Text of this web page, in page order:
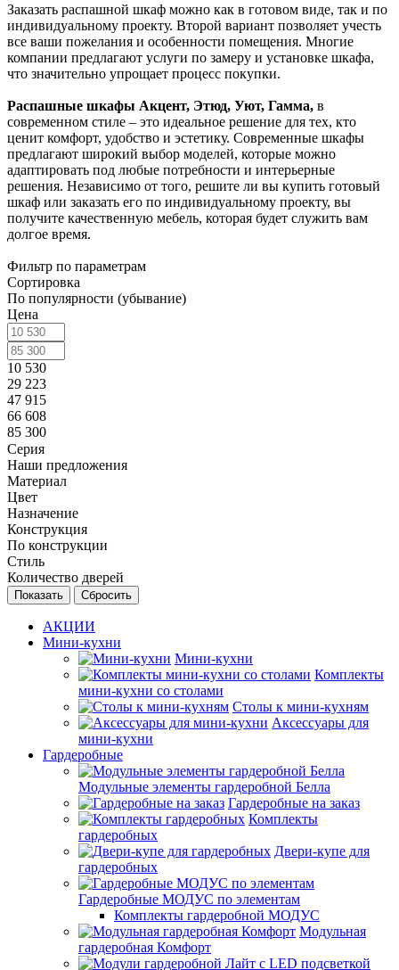
Заказать распашной шкаф можно как в готовом виде, так и по
индивидуальному проекту. Второй вариант позволяет учесть
все ваши пожелания и особенности помещения. Многие
компании предлагают услуги по замеру и установке шкафа,
что значительно упрощает процесс покупки.
Распашные шкафы Акцент, Этюд, Уют, Гамма, в
современном стиле – это идеальное решение для тех, кто
ценит комфорт, удобство и эстетику. Современные шкафы
предлагают широкий выбор моделей, которые можно
адаптировать под любые потребности и интерьерные
решения. Независимо от того, решите ли вы купить готовый
шкаф или заказать его по индивидуальному проекту, вы
получите качественную мебель, которая будет служить вам
долгое время.
Фильтр по параметрам
Сортировка
По популярности (убывание)
Цена
10 530
29 223
47 915
66 608
85 300
Серия
Наши предложения
Материал
Цвет
Назначение
Конструкция
По конструкции
Стиль
Количество дверей
Сбросить
АКЦИИ
Мини-кухни
Мини-кухни
Комплекты
мини-кухни со столами
Столы к мини-кухням
Аксессуары для
мини-кухни
Гардеробные
Модульные элементы гардеробной Белла
Гардеробные на заказ
Комплекты
гардеробных
Двери-купе для
гардеробных
Гардеробные МОДУС по элементам
Комплекты гардеробной МОДУС
Модульная
гардеробная Комфорт